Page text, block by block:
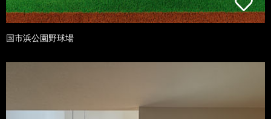
国市浜公園野球場